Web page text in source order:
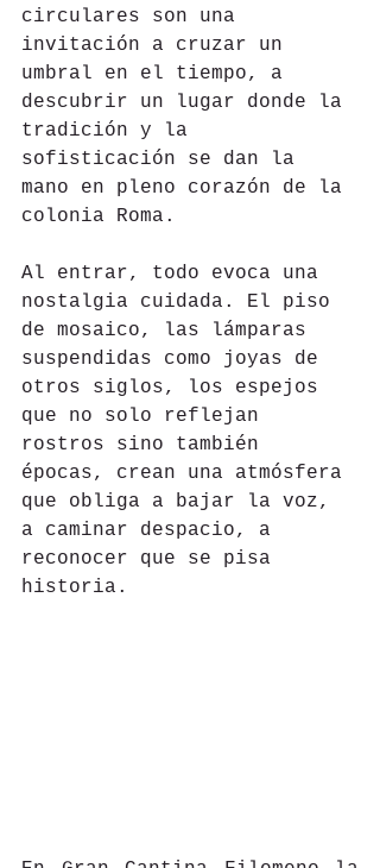
circulares son una
invitación a cruzar un
umbral en el tiempo, a
descubrir un lugar donde la
tradición y la
sofisticación se dan la
mano en pleno corazón de la
colonia Roma.
Al entrar, todo evoca una
nostalgia cuidada. El piso
de mosaico, las lámparas
suspendidas como joyas de
otros siglos, los espejos
que no solo reflejan
rostros sino también
épocas, crean una atmósfera
que obliga a bajar la voz,
a caminar despacio, a
reconocer que se pisa
historia.